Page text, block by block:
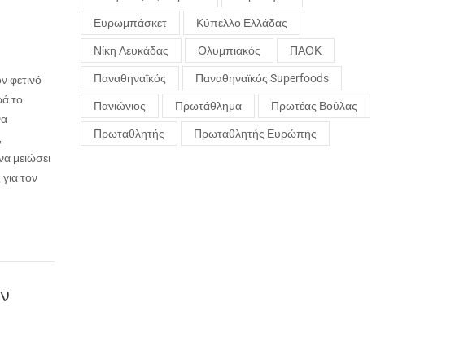
φετινό
το
μειώσει
τον
Ευρωμπάσκετ Κύπελλο Ελλάδας
Νίκη Λευκάδας Ολυμπιακός ΠΑΟΚ
Παναθηναϊκός Παναθηναϊκός Superfoods
Πανιώνιος Πρωτάθλημα Πρωτέας Βούλας
Πρωταθλητής Πρωταθλητής Ευρώπης